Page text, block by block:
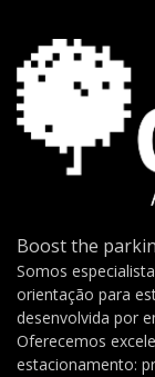
Boost the
Somos
orientação para
desenvolvida por
Oferecemos
estacionamento: